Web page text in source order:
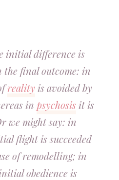
initial difference is
the final outcome: in
reality is avoided by
in psychosisit is
we might say: in
flight is succeeded
of remodelling; in
obedience is